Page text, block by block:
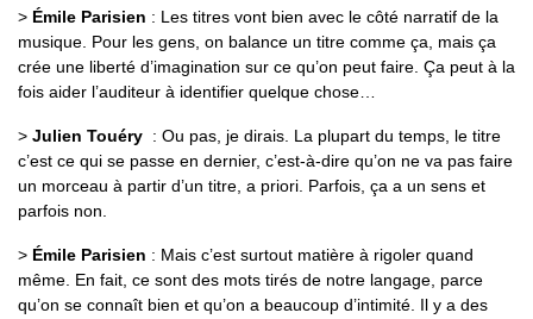
> Émile Parisien : Les titres vont bien avec le côté narratif de la
musique. Pour les gens, on balance un titre comme ça, mais ça
crée une liberté d’imagination sur ce qu’on peut faire. Ça peut à la
fois aider l’auditeur à identifier quelque chose…
> Julien Touéry : Ou pas, je dirais. La plupart du temps, le titre
c’est ce qui se passe en dernier, c’est-à-dire qu’on ne va pas faire
un morceau à partir d’un titre, a priori. Parfois, ça a un sens et
parfois non.
> Émile Parisien : Mais c’est surtout matière à rigoler quand
même. En fait, ce sont des mots tirés de notre langage, parce
qu’on se connaît bien et qu’on a beaucoup d’intimité. Il y a des